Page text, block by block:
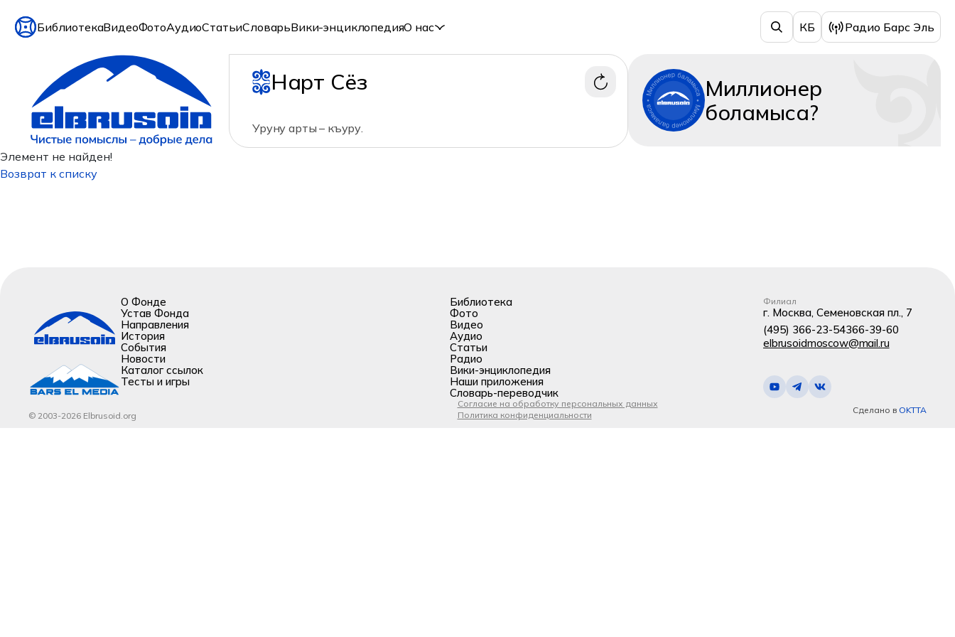
БиблиотекаВидеоФотоАудиоСтатьиСловарьВики-энциклопедияО нас КБ Радио Барс Эль
Нарт Сёз
Уруну арты – къуру.
Миллионер
боламыса?
Элемент не найден!
Возврат к списку
О Фонде
Устав Фонда
Направления
История
События
Новости
Каталог ссылок
Тесты и игры
Библиотека
Фото
Видео
Аудио
Статьи
Радио
Вики-энциклопедия
Наши приложения
Словарь-переводчик
Филиал
г. Москва, Семеновская пл., 7
(495) 366-23-54366-39-60
elbrusoidmoscow@mail.ru
© 2003-2026 Elbrusoid.org
Согласие на обработку персональных данных
Политика конфиденциальности
Сделано в OKTTA